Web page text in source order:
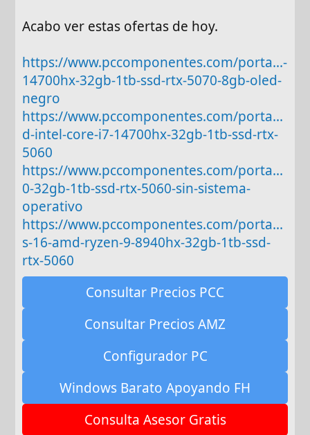
Acabo ver estas ofertas de hoy.
https://www.pccomponentes.com/porta...-
14700hx-32gb-1tb-ssd-rtx-5070-8gb-oled-
negro
https://www.pccomponentes.com/porta...
d-intel-core-i7-14700hx-32gb-1tb-ssd-rtx-
5060
https://www.pccomponentes.com/porta...
0-32gb-1tb-ssd-rtx-5060-sin-sistema-
operativo
https://www.pccomponentes.com/porta...
s-16-amd-ryzen-9-8940hx-32gb-1tb-ssd-
rtx-5060
Consultar Precios PCC
Consultar Precios AMZ
Configurador PC
Windows Barato Apoyando FH
Consulta Asesor Gratis